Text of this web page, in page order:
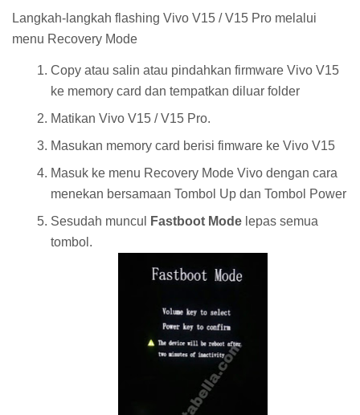
Langkah-langkah flashing Vivo V15 / V15 Pro melalui
menu Recovery Mode
Copy atau salin atau pindahkan firmware Vivo V15
ke memory card dan tempatkan diluar folder
Matikan Vivo V15 / V15 Pro.
Masukan memory card berisi fimware ke Vivo V15
Masuk ke menu Recovery Mode Vivo dengan cara
menekan bersamaan Tombol Up dan Tombol Power
Sesudah muncul
Fastboot Mode lepas semua
tombol.